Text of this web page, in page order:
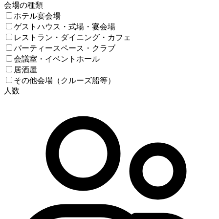
会場の種類
ホテル宴会場
ゲストハウス・式場・宴会場
レストラン・ダイニング・カフェ
パーティースペース・クラブ
会議室・イベントホール
居酒屋
その他会場（クルーズ船等）
人数